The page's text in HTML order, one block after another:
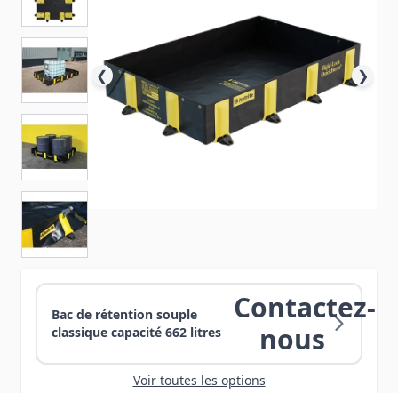
Bac de rétention souple
classique capacité 662 litres
Contactez-
nous
Voir toutes les options
❮ ❯